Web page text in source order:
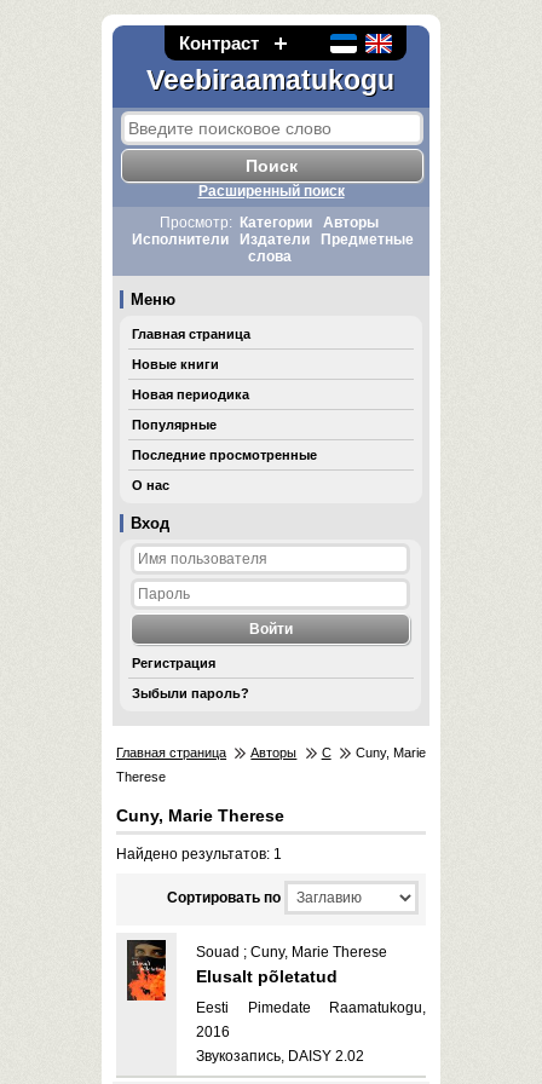
Контраст
Veebiraamatukogu
Вход
Регистрация
Зыбыли пароль?
Расширенный поиск
Просмотр:
Категории
Авторы
Исполнители
Издатели
Предметные
слова
Меню
Главная страница
Новые книги
Новая периодика
Популярные
Последние просмотренные
О нас
Главная страница Авторы C
Cuny, Marie
Therese
Cuny, Marie Therese
Найдено результатов: 1
Cортировать по
Souad ; Cuny, Marie Therese
Elusalt põletatud
Eesti Pimedate Raamatukogu,
2016
Звукозапись, DAISY 2.02